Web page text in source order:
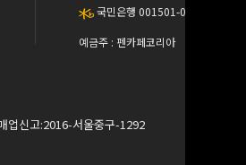
국민은행 001501-04-137302
예금주 : 펜카페코리아
업신고:2016-서울중구-1292